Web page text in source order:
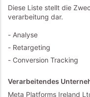
Diese Liste stellt die
verarbeitung dar.
Analyse
Retargeting
Conversion Tracking
Verarbeitendes
Meta Platforms Ireland